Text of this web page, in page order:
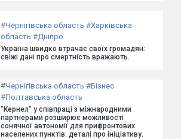
#Чернігівська область #Харківська
область #Дніпро
Україна швидко втрачає своїх громадян:
свіжі дані про смертність вражають.
#Чернігівська область #Бізнес
#Полтавська область
"Кернел" у співпраці з міжнародними
партнерами розширює можливості
сонячної автономії для прифронтових
населених пунктів: деталі про ініціативу.